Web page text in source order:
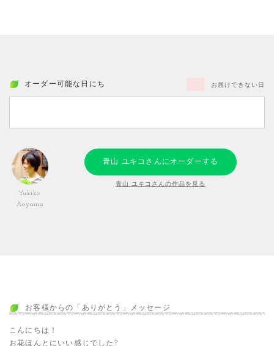
オーダー可能な日にち お届けできない日
Yukiko
Aoyama
青山 ユキコさんにオーダーする
青山 ユキコさんの作品を見る
お客様からの「ありがとう」メッセージ
こんにちは！
お花ほんとにいい感じでした?